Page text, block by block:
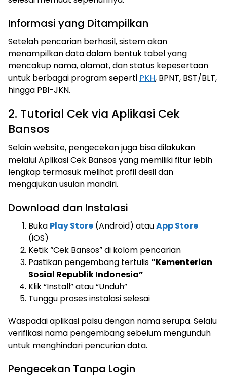
Informasi yang Ditampilkan
Setelah pencarian berhasil, sistem akan
menampilkan data dalam bentuk tabel yang
mencakup nama, alamat, dan status kepesertaan
untuk berbagai program seperti PKH, BPNT, BST/BLT,
hingga PBI-JKN.
2. Tutorial Cek via Aplikasi Cek
Bansos
Selain website, pengecekan juga bisa dilakukan
melalui Aplikasi Cek Bansos yang memiliki fitur lebih
lengkap termasuk melihat profil desil dan
mengajukan usulan mandiri.
Download dan Instalasi
Buka Play Store (Android) atauApp Store
(iOS)
Ketik “Cek Bansos” di kolom pencarian
Pastikan pengembang tertulis“Kementerian
Sosial Republik Indonesia”
Klik “Install” atau “Unduh”
Tunggu proses instalasi selesai
Waspadai aplikasi palsu dengan nama serupa. Selalu
verifikasi nama pengembang sebelum mengunduh
untuk menghindari pencurian data.
Pengecekan Tanpa Login